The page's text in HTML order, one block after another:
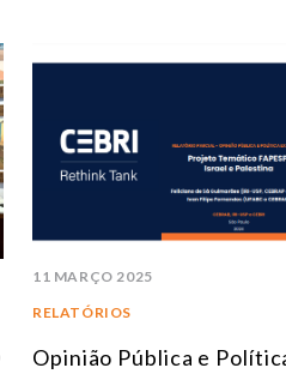
11 MARÇO 2025
RELATÓRIOS
Opinião Pública e